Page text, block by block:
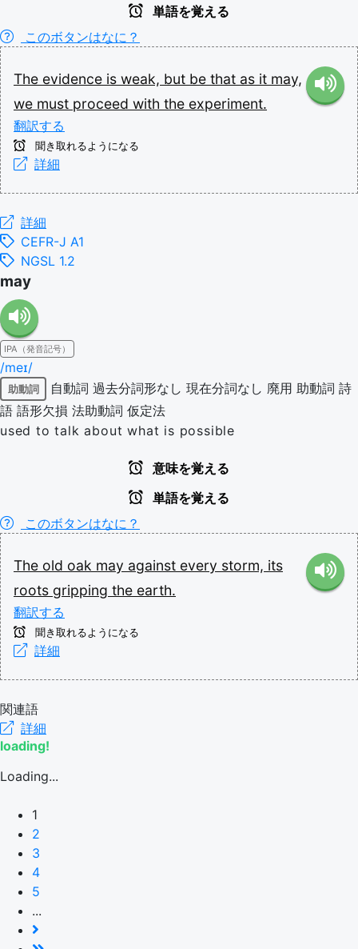
単語を覚える
このボタンはなに？
The evidence is weak, but be that as it may,
we must proceed with the experiment.
翻訳する
聞き取れるようになる
詳細
詳細
CEFR-J A1
NGSL 1.2
may
IPA（発音記号）
/meɪ/
助動詞 自動詞 過去分詞形なし 現在分詞なし 廃用 助動詞 詩
語 語形欠損 法助動詞 仮定法
used to talk about what is possible
意味を覚える
単語を覚える
このボタンはなに？
The old oak may against every storm, its
roots gripping the earth.
翻訳する
聞き取れるようになる
詳細
関連語
詳細
loading!
Loading...
1
2
3
4
5
...